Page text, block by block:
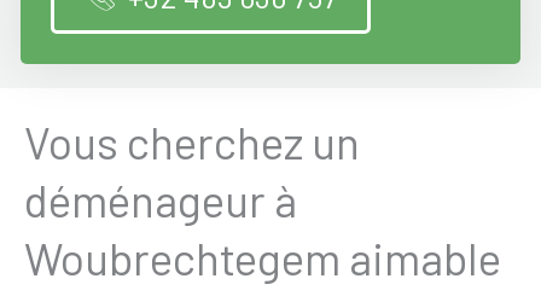
Vous cherchez un
déménageur à
Woubrechtegem aimable